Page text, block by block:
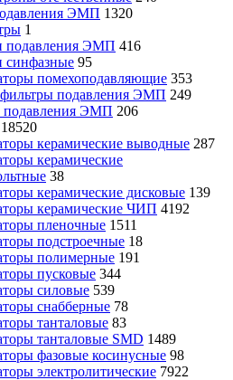
ЭМП 1320
1
подавления ЭМП 416
синфазные 95
помехоподавляющие 353
подавления ЭМП 249
подавления ЭМП 206
18520
керамические выводные 287
керамические
38
керамические дисковые 139
керамические ЧИП 4192
пленочные 1511
подстроечные 18
полимерные 191
пусковые 344
силовые 539
снабберные 78
танталовые 83
танталовые SMD 1489
фазовые косинусные 98
электролитические 7922